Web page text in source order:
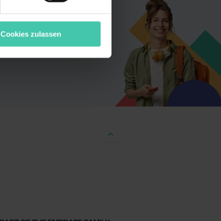
zulassen, triff deine
von Cookies der
(EuGH –
oder teilweise über
Informationen zu den
Cookies zulassen